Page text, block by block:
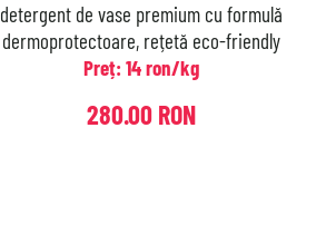
detergent de vase premium cu formulă
dermoprotectoare, rețetă eco-friendly
Preț: 14 ron/kg
280.00 RON